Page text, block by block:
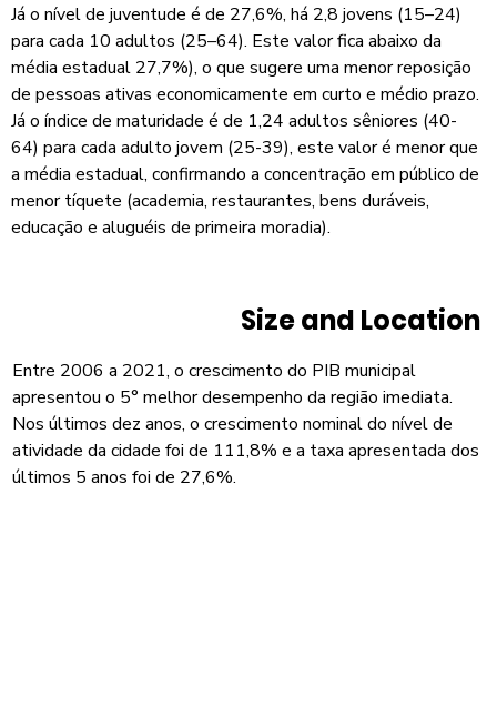
Já o nível de juventude é de 27,6%, há 2,8 jovens (15–24)
para cada 10 adultos (25–64). Este valor fica abaixo da
média estadual 27,7%), o que sugere uma menor reposição
de pessoas ativas economicamente em curto e médio prazo.
Já o índice de maturidade é de 1,24 adultos sêniores (40-
64) para cada adulto jovem (25-39), este valor é menor que
a média estadual, confirmando a concentração em público de
menor tíquete (academia, restaurantes, bens duráveis,
educação e aluguéis de primeira moradia).
Size and Location
Entre 2006 a 2021, o crescimento do PIB municipal
apresentou o 5° melhor desempenho da região imediata.
Nos últimos dez anos, o crescimento nominal do nível de
atividade da cidade foi de 111,8% e a taxa apresentada dos
últimos 5 anos foi de 27,6%.